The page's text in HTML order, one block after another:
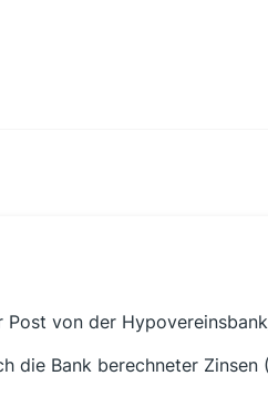
Post von der
die Bank berechneter